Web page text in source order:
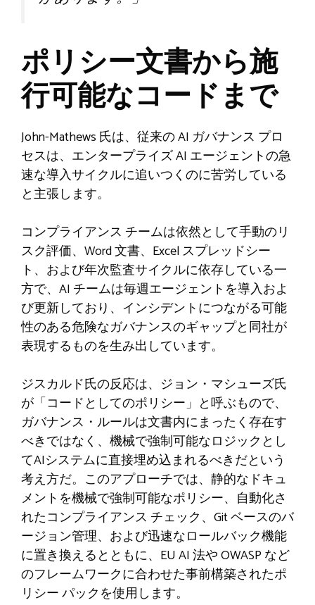
ポリシー文書から施
行可能なコードまで
John-Mathews 氏は、従来の AI ガバナンス プロ
セスは、エンタープライズ AI エージェントの急
速な導入サイクルに追いつくのに苦労している
と主張します。
コンプライアンス チームは依然として手動のリ
スク評価、Word 文書、Excel スプレッドシー
ト、および年次監査サイクルに依存している一
方で、AI チームは毎週エージェントを導入およ
び更新しており、インシデントにつながる可能
性のある危険なガバナンスのギャップと同社が
表現するものを生み出しています。
ジスカルド氏の反応は、ジョン・マシューズ氏
が「コードとしてのポリシー」と呼ぶもので、
ガバナンス・ルールは文書内にまったく存在す
べきではなく、機械で強制可能なロジックとし
てAIシステムに直接埋め込まれるべきだという
考え方だ。このアプローチでは、静的なドキュ
メントを機械で強制可能なポリシー、自動化さ
れたコンプライアンス チェック、Git ベースのバ
ージョン管理、および迅速なロールバック機能
に置き換えるとともに、EU AI 法や OWASP など
のフレームワークに合わせた事前構築されたポ
リシー パックを使用します。